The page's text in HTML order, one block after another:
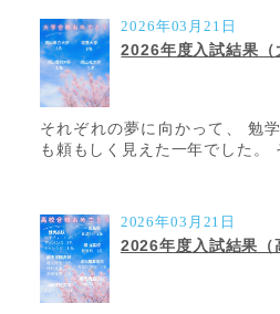
2026年03月21日
2026年度入試結果（
それぞれの夢に向かって、 勉
も頼もしく見えた一年でした。
2026年03月21日
2026年度入試結果（